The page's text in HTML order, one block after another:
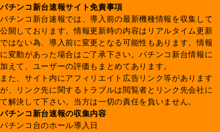
パチンコ新台速報サイト免責事項
パチンコ新台速報では、導入前の最新機種情報を収集して
公開しております。情報更新時の内容はリアルタイム更新
ではない為、導入前に変更となる可能性もあります。情報
に変動があった場合はご了承下さい。パチンコ新台情報に
加えて、ユーザーの評価もまとめてあります。
また、サイト内にアフィリエイト広告リンク等があります
が、リンク先に関するトラブルは閲覧者とリンク先会社に
て解決して下さい。当方は一切の責任を負いません。
パチンコ新台速報の収集内容
パチンコ台のホール導入日